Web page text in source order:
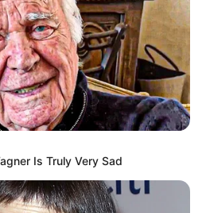
London Abigail Dimitri,
dari Atalarik Syach dan Teddy
Keduanya sudah berpacaran
di usianya 17 tahun.
dikaruniai anak Shaloom Razade
Is Truly Very Sad